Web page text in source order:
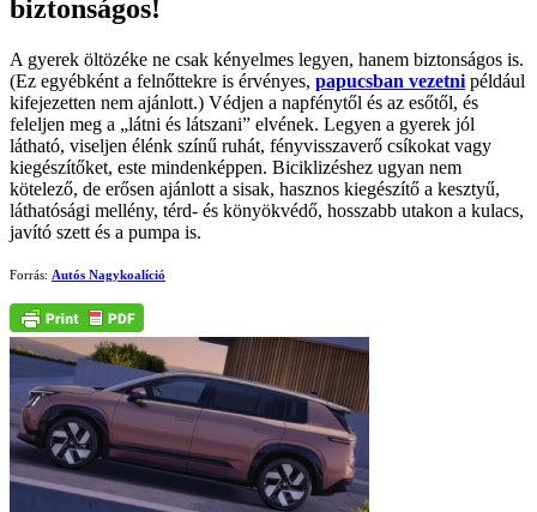
biztonságos!
A gyerek öltözéke ne csak kényelmes legyen, hanem biztonságos is.
(Ez egyébként a felnőttekre is érvényes, papucsban vezetni például
kifejezetten nem ajánlott.) Védjen a napfénytől és az esőtől, és
feleljen meg a „látni és látszani” elvének. Legyen a gyerek jól
látható, viseljen élénk színű ruhát, fényvisszaverő csíkokat vagy
kiegészítőket, este mindenképpen. Biciklizéshez ugyan nem
kötelező, de erősen ajánlott a sisak, hasznos kiegészítő a kesztyű,
láthatósági mellény, térd- és könyökvédő, hosszabb utakon a kulacs,
javító szett és a pumpa is.
Forrás: Autós Nagykoalíció